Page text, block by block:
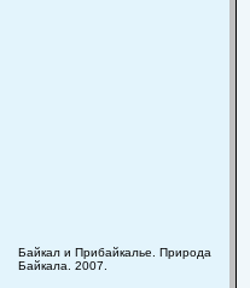
Байкал и Прибайкалье. Природа
Байкала. 2007.